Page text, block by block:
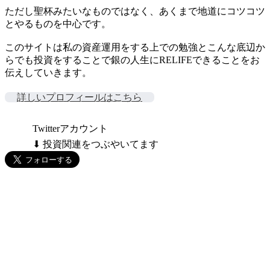
ただし聖杯みたいなものではなく、あくまで地道にコツコツ
とやるものを中心です。
このサイトは私の資産運用をする上での勉強とこんな底辺か
らでも投資をすることで銀の人生にRELIFEできることをお
伝えしていきます。
詳しいプロフィールはこちら
Twitterアカウント
⬇ 投資関連をつぶやいてます